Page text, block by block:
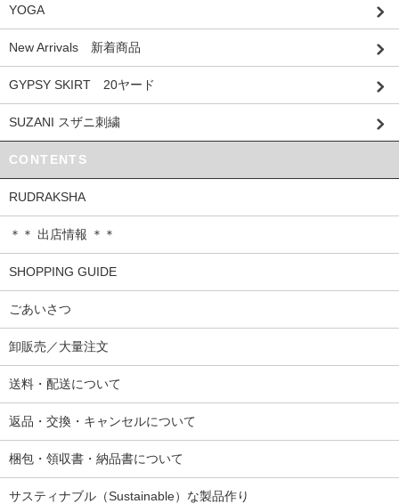
YOGA
New Arrivals 新着商品
GYPSY SKIRT 20ヤード
SUZANI スザニ刺繍
CONTENTS
RUDRAKSHA
＊＊ 出店情報 ＊＊
SHOPPING GUIDE
ごあいさつ
卸販売／大量注文
送料・配送について
返品・交換・キャンセルについて
梱包・領収書・納品書について
サスティナブル（Sustainable）な製品作り